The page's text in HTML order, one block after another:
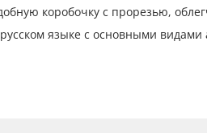
коробочку с прорезью,
языке с основными видами